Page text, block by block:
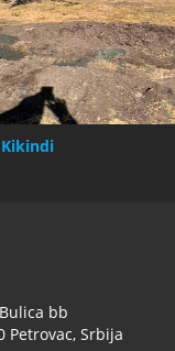
bb
Petrovac, Srbija